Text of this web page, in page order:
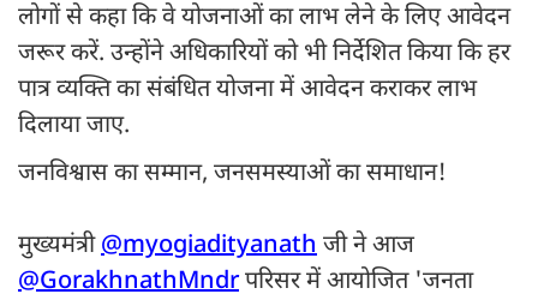
लोगों से कहा कि वे योजनाओं का लाभ लेने के लिए आवेदन
जरूर करें. उन्होंने अधिकारियों को भी निर्देशित किया कि हर
पात्र व्यक्ति का संबंधित योजना में आवेदन कराकर लाभ
दिलाया जाए.
जनविश्वास का सम्मान, जनसमस्याओं का समाधान!
मुख्यमंत्री@myogiadityanathजी ने आज
@GorakhnathMndrपरिसर में आयोजित 'जनता